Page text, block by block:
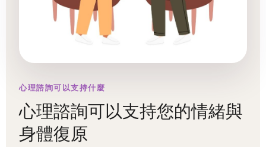
心理諮詢可以支持什麼
心理諮詢可以支持您的情緒與
身體復原